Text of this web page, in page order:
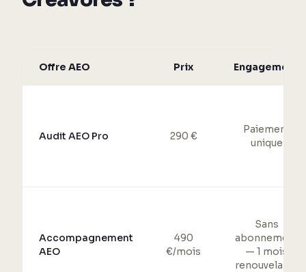
Offre AEO Prix Engagement
Audit AEO Pro 290 €
Paiement
unique
Accompagnement
AEO
490
€/mois
Sans
abonnement
— 1 mois
renouvelable